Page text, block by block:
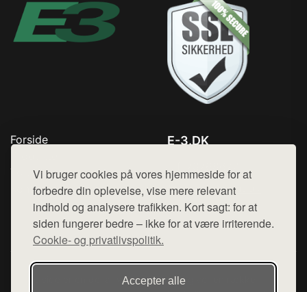
Vi bruger cookies på vores hjemmeside for at
forbedre din oplevelse, vise mere relevant
indhold og analysere trafikken. Kort sagt: for at
siden fungerer bedre – ikke for at være irriterende.
Cookie- og privatlivspolitik.
Accepter alle
Forside
Top Rabatter
Kontakt
E-3.DK
Mail: hej@want.dk
Cookie- og privatlivspolitik
Denne side er en del af want.dk, der udgiver en række